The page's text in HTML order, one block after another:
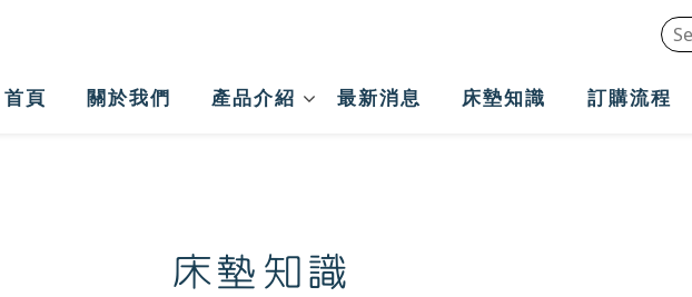
首頁 關於我們 產品介紹 最新消息 床墊知識 訂購流程
床墊知識